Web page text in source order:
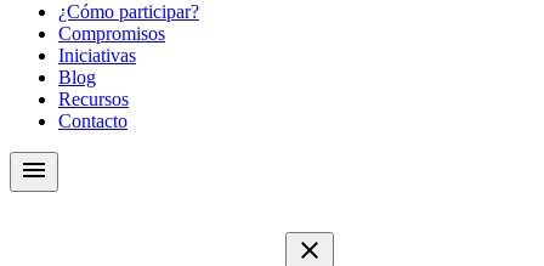
¿Cómo participar?
Compromisos
Iniciativas
Blog
Recursos
Contacto
menu
close